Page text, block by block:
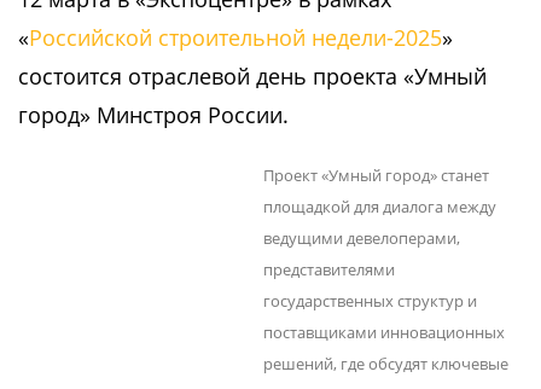
«Российской строительной недели-2025»
состоится отраслевой день проекта «Умный
город» Минстроя России.
Проект «Умный город» станет
площадкой для диалога между
ведущими девелоперами,
представителями
государственных структур и
поставщиками инновационных
решений, где обсудят ключевые